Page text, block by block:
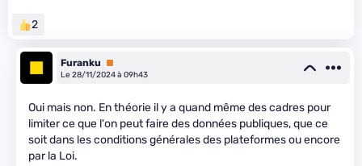
2
Furanku
Premium
Le 28/11/2024 à 09h43
Oui mais non. En théorie il y a quand même des cadres pour
limiter ce que l'on peut faire des données publiques, que ce
soit dans les conditions générales des plateformes ou encore
par la Loi.